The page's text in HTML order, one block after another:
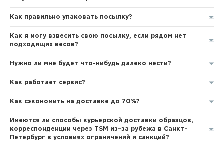
Как правильно упаковать посылку?
Как я могу взвесить свою посылку, если рядом нет
подходящих весов?
Нужно ли мне будет что-нибудь далеко нести?
Как работает сервис?
Как сэкономить на доставке до 70%?
Имеются ли способы курьерской доставки образцов,
корреспонденции через TSM из–за рубежа в Санкт–
Петербург в условиях ограничений и санкций?